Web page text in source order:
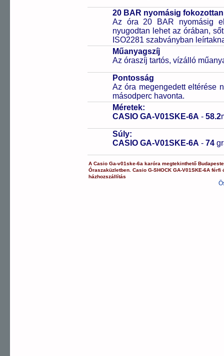
20 BAR nyomásig
Az óra 20 BAR nyomásig
nyugodtan lehet az órában,
ISO2281 szabványban
Műanyagszíj
Az óraszíj tartós, vízálló
Pontosság
Az óra megengedett eltérése
másodperc havonta.
Méretek:
CASIO GA-V01SKE-6A - 58.2
Súly:
CASIO GA-V01SKE-6A - 74
ACasio Ga-v01ske-6a karóra megtekinthető
Óraszaküzletben.Casio G-SHOCK GA-V01SKE-6A férfi
házhozszállítás